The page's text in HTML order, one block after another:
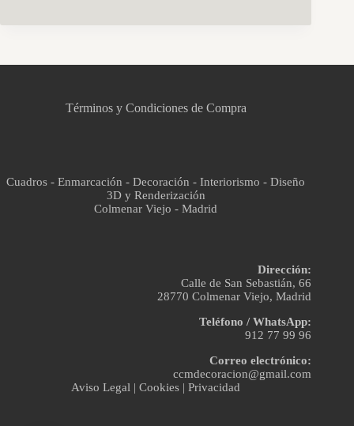
Términos y Condiciones de Compra
Cuadros - Enmarcación - Decoración - Interiorismo - Diseño
3D y Renderización
Colmenar Viejo - Madrid
Dirección:
Calle de San Sebastián, 66
28770 Colmenar Viejo, Madrid
Teléfono / WhatsApp:
912 77 99 96
Correo electrónico:
ccmdecoracion@gmail.com
Aviso Legal |Cookies |Privacidad
Asistente virtual · En línea